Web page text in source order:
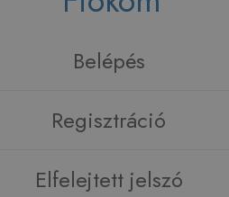
Belépés
Regisztráció
Elfelejtett jelszó